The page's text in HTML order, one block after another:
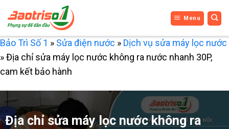
qua
nội
dung
Menu
Bảo Trì Số 1 » Sửa điện nước » Dịch vụ sửa máy lọc nước
»Địa chỉ sửa máy lọc nước không ra nước nhanh 30P,
cam kết bảo hành
Địa chỉ sửa máy lọc nước không ra